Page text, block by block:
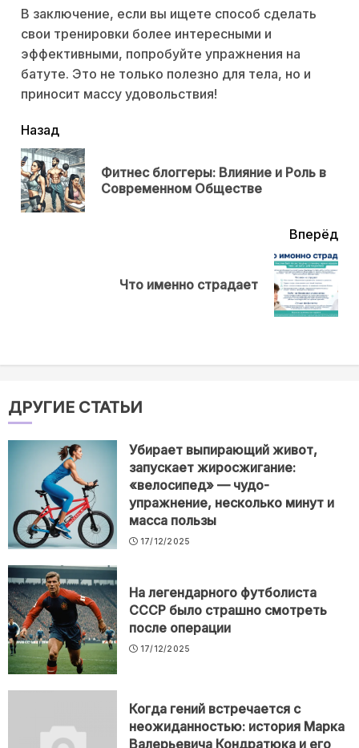
В заключение, если вы ищете способ сделать
свои тренировки более интересными и
эффективными, попробуйте упражнения на
батуте. Это не только полезно для тела, но и
приносит массу удовольствия!
читать
еще
Назад
Фитнес блоггеры: Влияние и Роль в
Современном Обществе
Вперёд
Что именно страдает
ДРУГИЕ СТАТЬИ
Убирает выпирающий живот,
запускает жиросжигание:
«велосипед» — чудо-
упражнение, несколько минут и
масса пользы
17/12/2025
На легендарного футболиста
СССР было страшно смотреть
после операции
17/12/2025
Когда гений встречается с
неожиданностью: история Марка
Валерьевича Кондратюка и его